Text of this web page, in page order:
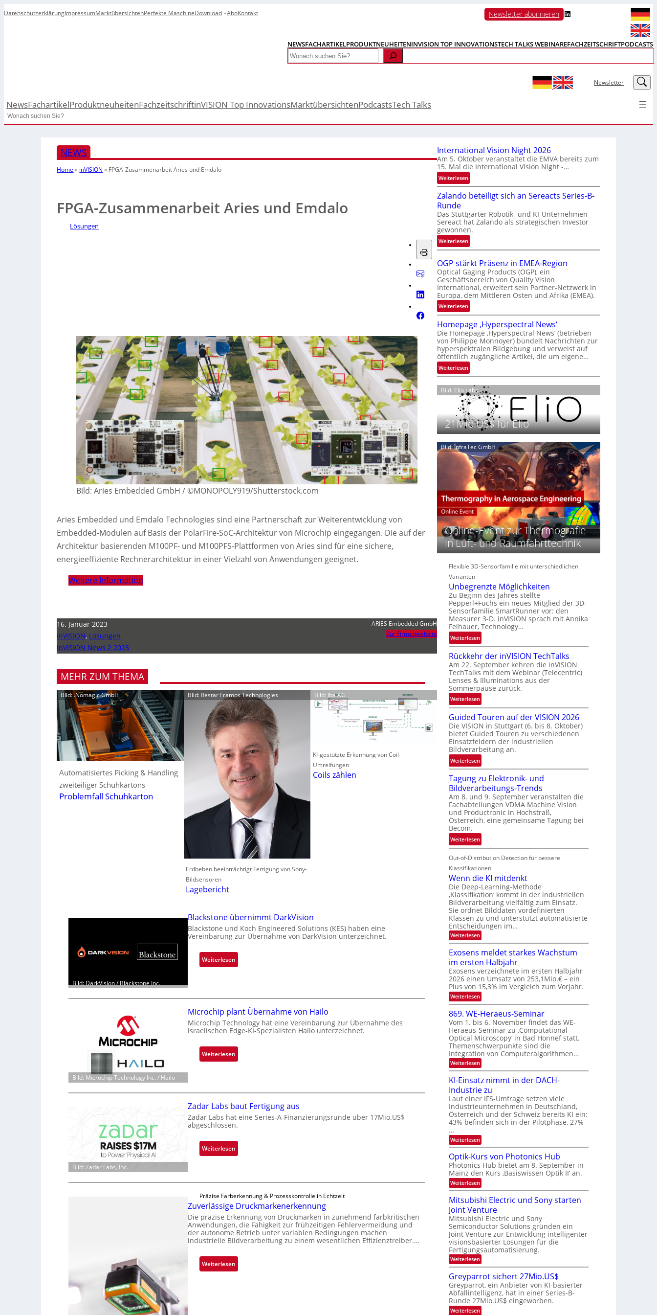
DatenschutzerklärungImpressumMarktübersichtenPerfekte MaschineDownload AboKontakt Newsletter abonnieren LinkedIn
NEWSFACHARTIKELPRODUKTNEUHEITENINVISION TOP INNOVATIONSTECH TALKS WEBINAREFACHZEITSCHRIFTPODCASTS
Search
Newsletter LinkedIn
NewsFachartikelProduktneuheitenFachzeitschriftinVISION Top InnovationsMarktübersichtenPodcastsTech Talks
Search
NEWS
Home » inVISION » FPGA-Zusammenarbeit Aries und Emdalo
FPGA-Zusammenarbeit Aries und Emdalo
Lösungen
Bild: Aries Embedded GmbH / ©MONOPOLY919/Shutterstock.com
Aries Embedded und Emdalo Technologies sind eine Partnerschaft zur Weiterentwicklung von
Embedded-Modulen auf Basis der PolarFire-SoC-Architektur von Microchip eingegangen. Die auf der
Architektur basierenden M100PF- und M100PFS-Plattformen von Aries sind für eine sichere,
energieeffiziente Rechnerarchitektur in einer Vielzahl von Anwendungen geeignet.
Weitere Information
16. Januar 2023
inVISION, Lösungen
inVISION News 2 2023
ARIES Embedded GmbH
Zur Firmenwebsite
MEHR ZUM THEMA
Bild: .Nomagic GmbH
Automatisiertes Picking & Handling
zweiteiliger Schuhkartons
Problemfall Schuhkarton
Bild: Restar Framos Technologies
Erdbeben beeinträchtigt Fertigung von Sony-
Bildsensoren
Lagebericht
Bild: iba AG
KI-gestützte Erkennung von Coil-
Umreifungen
Coils zählen
Bild: DarkVision / Blackstone Inc.
Blackstone übernimmt DarkVision
Blackstone und Koch Engineered Solutions (KES) haben eine
Vereinbarung zur Übernahme von DarkVision unterzeichnet.
Weiterlesen:
B
c
k
s
t
n
e
e
r
n
i
m
t
r
k
V
i
s
i
n
Bild: Microchip Technology Inc. / Hailo
Microchip plant Übernahme von Hailo
Microchip Technology hat eine Vereinbarung zur Übernahme des
israelischen Edge-KI-Spezialisten Hailo unterzeichnet.
Weiterlesen:
M
r
o
c
h
p
p
t
Ü
b
e
r
a
h
Bild: Zadar Labs, Inc.
Zadar Labs baut Fertigung aus
Zadar Labs hat eine Series-A-Finanzierungsrunde über 17Mio.US$
abgeschlossen.
Weiterlesen:
Z
r
L
a
b
s
u
Präzise Farberkennung & Prozesskontrolle in Echtzeit
Zuverlässige Druckmarkenerkennung
Die präzise Erkennung von Druckmarken in zunehmend farbkritischen
Anwendungen, die Fähigkeit zur frühzeitigen Fehlervermeidung und
der autonome Betrieb unter variablen Bedingungen machen
industrielle Bildverarbeitung zu einem wesentlichen Effizienztreiber.…
Weiterlesen:
Z
International Vision Night 2026
Am 5. Oktober veranstaltet die EMVA bereits zum
15. Mal die International Vision Night -…
Weiterlesen:
I
n
e
r
n
a
t
i
o
n
a
l
V
i
s
i
o
n
N
i
h
t
2
0
2
Zalando beteiligt sich an Sereacts Series-B-
Runde
Das Stuttgarter Robotik- und KI-Unternehmen
Sereact hat Zalando als strategischen Investor
gewonnen.
Weiterlesen:
Z
a
l
a
n
d
o
b
e
t
e
i
l
i
t
s
i
c
h
a
n
S
e
e
a
c
t
S
e
r
e
s
-
B
-
R
u
n
d
e
OGP stärkt Präsenz in EMEA-Region
Optical Gaging Products (OGP), ein
Geschäftsbereich von Quality Vision
International, erweitert sein Partner-Netzwerk in
Europa, dem Mittleren Osten und Afrika (EMEA).
Weiterlesen:
O
G
P
s
t
ä
r
t
P
r
ä
s
e
n
z
i
E
M
E
A
R
e
g
o
n
Homepage ‚Hyperspectral News‘
Die Homepage ‚Hyperspectral News‘ (betrieben
von Philippe Monnoyer) bündelt Nachrichten zur
hyperspektralen Bildgebung und verweist auf
öffentlich zugängliche Artikel, die um eigene…
Weiterlesen:
H
o
m
e
p
a
g
e
‚
H
y
p
e
r
s
p
e
c
t
r
N
e
w
s
Bild: Elio Labs.
21Mio.US$ für Elio
Bild: InfraTec GmbH
Online-Event zur Thermografie
in Luft- und Raumfahrttechnik
Flexible 3D-Sensorfamilie mit unterschiedlichen
Varianten
Unbegrenzte Möglichkeiten
Zu Beginn des Jahres stellte
Pepperl+Fuchs ein neues Mitglied der 3D-
Sensorfamilie SmartRunner vor: den
Measurer 3-D. inVISION sprach mit Annika
Felhauer, Technology…
Weiterlesen:
U
n
b
e
g
r
e
z
t
e
M
g
l
i
c
h
k
e
i
t
e
n
Rückkehr der inVISION TechTalks
Am 22. September kehren die inVISION
TechTalks mit dem Webinar (Telecentric)
Lenses & Illuminations aus der
Sommerpause zurück.
Weiterlesen:
R
ü
c
k
k
e
h
d
e
r
i
n
I
S
I
O
N
T
e
c
h
T
a
l
k
Guided Touren auf der VISION 2026
Die VISION in Stuttgart (6. bis 8. Oktober)
bietet Guided Touren zu verschiedenen
Einsatzfeldern der industriellen
Bildverarbeitung an.
Weiterlesen:
G
u
i
d
e
d
T
o
u
e
n
a
u
f
d
e
r
V
I
S
I
O
N
2
0
2
6
Tagung zu Elektronik- und
Bildverarbeitungs-Trends
Am 8. und 9. September veranstalten die
Fachabteilungen VDMA Machine Vision
und Productronic in Hochstraß,
Österreich, eine gemeinsame Tagung bei
Becom.
Weiterlesen:
T
a
g
u
n
g
z
u
E
l
e
k
t
r
o
n
i
k
-
u
n
d
B
i
l
d
v
e
r
a
r
b
e
i
t
u
n
g
s
-
T
r
e
n
d
s
Out-of-Distribution Detection für bessere
Klassifikationen
Wenn die KI mitdenkt
Die Deep-Learning-Methode
‚Klassifikation‘ kommt in der industriellen
Bildverarbeitung vielfältig zum Einsatz.
Sie ordnet Bilddaten vordefinierten
Klassen zu und unterstützt automatisierte
Entscheidungen im…
Weiterlesen:
W
n
n
d
i
e
K
I
m
i
t
d
e
n
k
t
Exosens meldet starkes Wachstum
im ersten Halbjahr
Exosens verzeichnete im ersten Halbjahr
2026 einen Umsatz von 253,1Mio.€ – ein
Plus von 15,3% im Vergleich zum Vorjahr.
Weiterlesen:
E
x
o
s
e
n
s
m
e
l
d
e
t
s
t
a
r
k
e
W
a
h
s
t
u
m
m
e
r
s
t
e
n
H
a
l
b
j
a
h
r
869. WE-Heraeus-Seminar
Vom 1. bis 6. November findet das WE-
Heraeus-Seminar zu ‚Computational
Optical Microscopy‘ in Bad Honnef statt.
Themenschwerpunkte sind die
Integration von Computeralgorithmen…
Weiterlesen:
8
9
.
W
E
-
H
e
a
e
s
-
S
e
m
i
n
a
r
KI-Einsatz nimmt in der DACH-
Industrie zu
Laut einer IFS-Umfrage setzen viele
Industrieunternehmen in Deutschland,
Österreich und der Schweiz bereits KI ein:
43% befinden sich in der Pilotphase, 27%
…
Weiterlesen:
K
-
E
i
n
s
a
t
z
n
i
m
m
t
i
n
d
e
r
D
A
C
H
-
Optik-Kurs von Photonics Hub
Photonics Hub bietet am 8. September in
Mainz den Kurs ‚Basiswissen Optik II‘ an.
Weiterlesen:
O
p
t
i
k
-
K
u
r
s
v
o
P
h
o
t
o
n
Mitsubishi Electric und Sony starten
Joint Venture
Mitsubishi Electric und Sony
Semiconductor Solutions gründen ein
Joint Venture zur Entwicklung intelligenter
visionsbasierter Lösungen für die
Fertigungsautomatisierung.
Weiterlesen:
M
t
s
u
b
i
s
Greyparrot sichert 27Mio.US$
Greyparrot, ein Anbieter von KI-basierter
Abfallintelligenz, hat in einer Series-B-
Runde 27Mio.US$ eingeworben.
Weiterlesen: